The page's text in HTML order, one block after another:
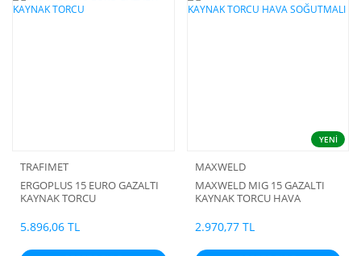
TRAFIMET
ERGOPLUS 15 EURO GAZALTI
KAYNAK TORCU
5.896,06 TL
YENİ
MAXWELD
MAXWELD MIG 15 GAZALTI
KAYNAK TORCU HAVA
2.970,77 TL